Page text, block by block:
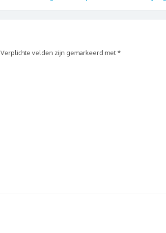
Verplichte velden zijn gemarkeerd met*